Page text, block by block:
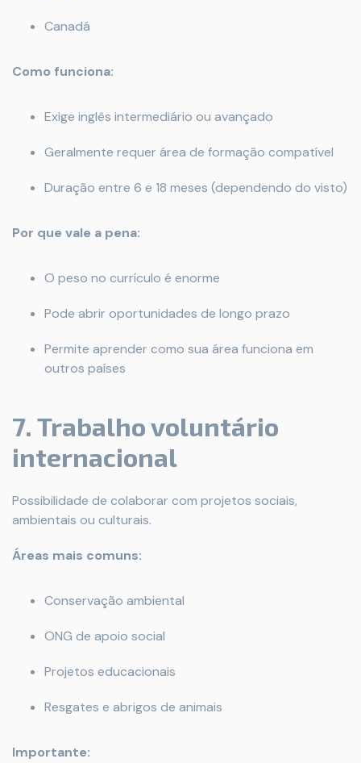
Canadá
Como funciona:
Exige inglês intermediário ou avançado
Geralmente requer área de formação compatível
Duração entre 6 e 18 meses (dependendo do visto)
Por que vale a pena:
O peso no currículo é enorme
Pode abrir oportunidades de longo prazo
Permite aprender como sua área funciona em
outros países
7. Trabalho voluntário
internacional
Possibilidade de colaborar com projetos sociais,
ambientais ou culturais.
Áreas mais comuns:
Conservação ambiental
ONG de apoio social
Projetos educacionais
Resgates e abrigos de animais
Importante: